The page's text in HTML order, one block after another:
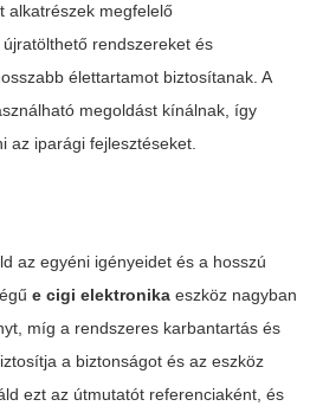
alkatrészek megfelelő
rendszereket és
élettartamot biztosítanak. A
megoldást kínálnak, így
az iparági fejlesztéseket.
az egyéni igényeidet és a hosszú
e cigi elektronika eszköz nagyban
míg a rendszeres karbantartás és
a biztonságot és az eszköz
ezt az útmutatót referenciaként, és